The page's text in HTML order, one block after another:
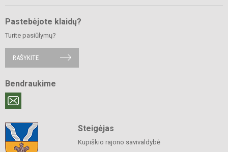
Pastebėjote klaidų?
Turite pasiūlymų?
RAŠYKITE
Bendraukime
Steigėjas
Kupiškio rajono savivaldybė